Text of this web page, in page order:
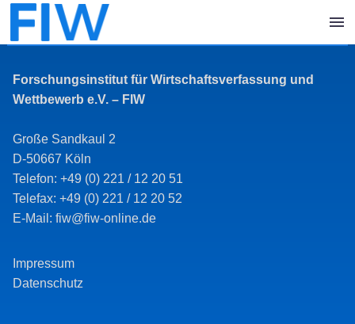
Forschungsinstitut für Wirtschaftsverfassung und
Wettbewerb e.V. – FIW
Große Sandkaul 2
D-50667 Köln
Telefon: +49 (0) 221 / 12 20 51
Telefax: +49 (0) 221 / 12 20 52
E-Mail: fiw@fiw-online.de
Impressum
Datenschutz